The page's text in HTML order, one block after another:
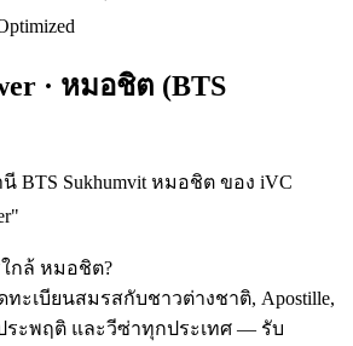
· หมอชิต (BTS
BTS Sukhumvit หมอชิต ของ iVC
"
กล้ หมอชิต?
ดทะเบียนสมรสกับชาวต่างชาติ, Apostille,
ระพฤติ และวีซ่าทุกประเทศ — รับ